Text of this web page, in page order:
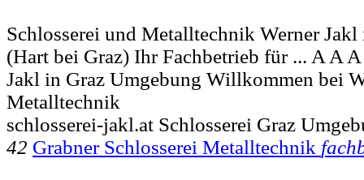
Schlosserei und Metalltechnik Werner
(Hart bei Graz) Ihr Fachbetrieb für ... A A
Jakl in Graz Umgebung Willkommen bei
Metalltechnik
schlosserei-jakl.at Schlosserei Graz
42 Grabner Schlosserei Metalltechnik